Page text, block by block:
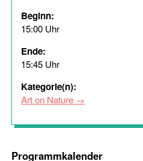
Beginn:
15:00 Uhr
Ende:
15:45 Uhr
Kategorie(n):
Art on Nature
Programmkalender